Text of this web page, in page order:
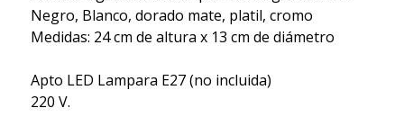
Negro, Blanco, dorado mate, platil, cromo
Medidas: 24 cm de altura x 13 cm de diámetro
Apto LED Lampara E27 (no incluida)
220 V.